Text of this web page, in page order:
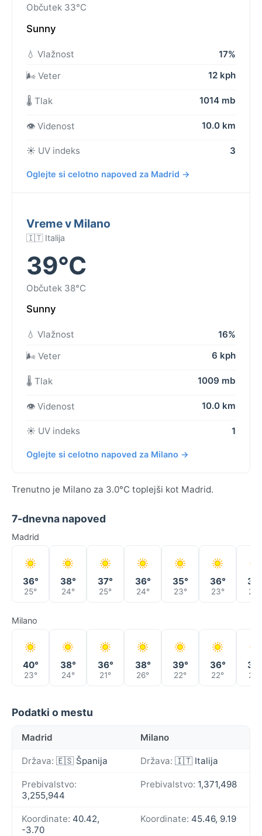
Občutek 33°C
Sunny
💧 Vlažnost
17%
🌬️ Veter
12 kph
🌡️ Tlak 1014 mb
👁️ Videnost 10.0 km
☀️ UV indeks 3
Oglejte si celotno napoved za Madrid →
Vreme v Milano
🇮🇹 Italija
39°C
Občutek 38°C
Sunny
💧 Vlažnost
16%
🌬️ Veter
6 kph
🌡️ Tlak 1009 mb
👁️ Videnost 10.0 km
☀️ UV indeks 1
Oglejte si celotno napoved za Milano →
Trenutno je Milano za 3.0°C toplejši kot Madrid.
7-dnevna napoved
Madrid
36°
25°
38°
24°
37°
25°
36°
24°
35°
23°
36°
23° 24°
Milano
40°
23°
38°
24°
36°
21°
38°
26°
39°
22°
36°
22°
37°
23°
Podatki o mestu
Madrid Milano
Država: 🇪🇸 Španija Država: 🇮🇹 Italija
Prebivalstvo:
3,255,944
Prebivalstvo: 1,371,498
Koordinate: 40.42,
-3.70
Koordinate: 45.46, 9.19